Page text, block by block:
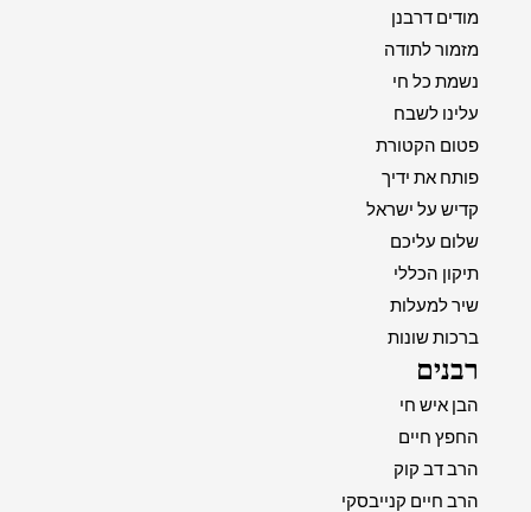
מודים דרבנן
מזמור לתודה
נשמת כל חי
עלינו לשבח
פטום הקטורת
פותח את ידיך
קדיש על ישראל
שלום עליכם
תיקון הכללי
שיר למעלות
ברכות שונות
רבנים
הבן איש חי
החפץ חיים
הרב דב קוק
הרב חיים קנייבסקי